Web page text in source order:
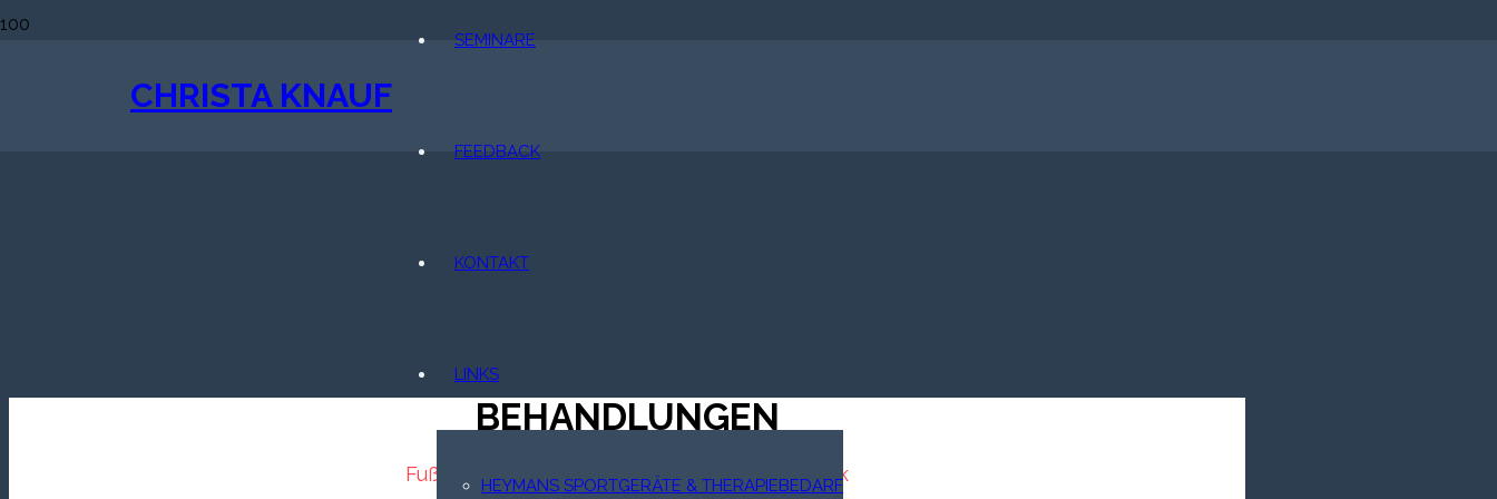
CHRISTA KNAUF
SEMINARE
FEEDBACK
KONTAKT
LINKS
HEYMANS SPORTGERÄTE & THERAPIEBEDARF
BEHANDLUNGEN
Fußreflexbehandlung und Trampolingymnastik